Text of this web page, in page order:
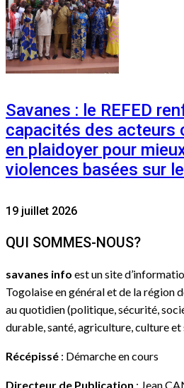
Savanes : le REFED
capacités des acteurs
en plaidoyer pour
violences basées sur
19 juillet 2026
QUI SOMMES-NOUS?
savanes info est un site
Togolaise en général et de la région
au quotidien (politique, sécurité,
durable, santé, agriculture, culture
Récépissé : Démarche en cours
Directeur de Publication : Jean